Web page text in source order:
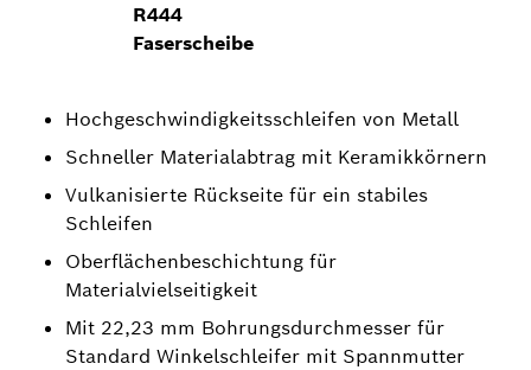
R444
Faserscheibe
Hochgeschwindigkeitsschleifen von Metall
Schneller Materialabtrag mit Keramikkörnern
Vulkanisierte Rückseite für ein stabiles
Schleifen
Oberflächenbeschichtung für
Materialvielseitigkeit
Mit 22,23 mm Bohrungsdurchmesser für
Standard Winkelschleifer mit Spannmutter